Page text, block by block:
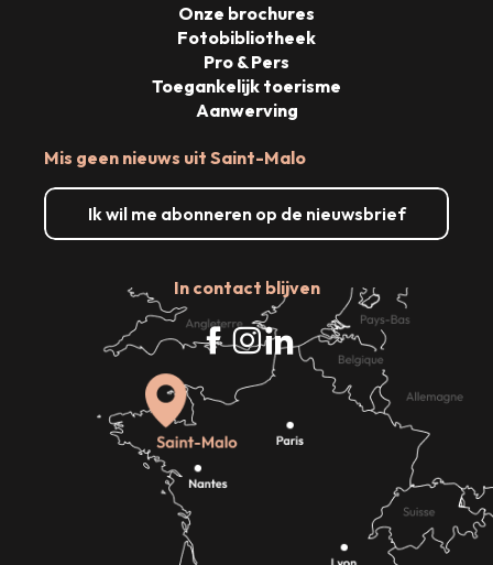
Mis geen nieuws uit Saint-Malo
Ik wil me abonneren op de nieuwsbrief
In contact blijven
Onze brochures
Fotobibliotheek
Pro & Pers
Toegankelijk toerisme
Aanwerving